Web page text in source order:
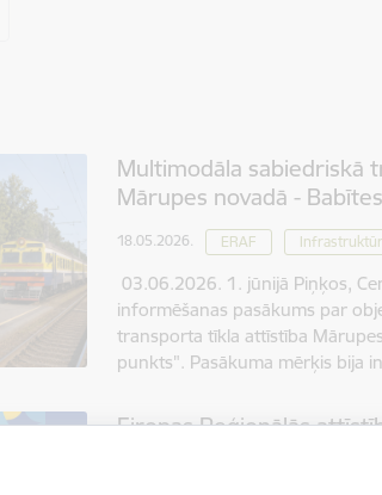
Multimodāla sabiedriskā
Mārupes novadā -
18.05.2026. ERAF
03.06.2026. 1. jūnijā Piņķos,
informēšanas pasākums par
transporta tīkla attīstība
punkts". Pasākuma mērķis bija
Eiropas Reģionālās